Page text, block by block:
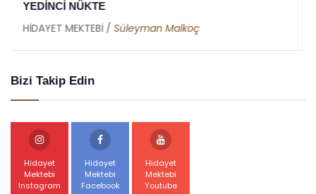
RAMAZAN RİSALESİ - ALTINCI NÜKTE
HİDAYET MEKTEBİ /Abdullah Akbaş
Bizi Takip Edin
Hidayet
Mektebi
Instagram
Hidayet
Mektebi
Facebook
Hidayet
Mektebi
Youtube